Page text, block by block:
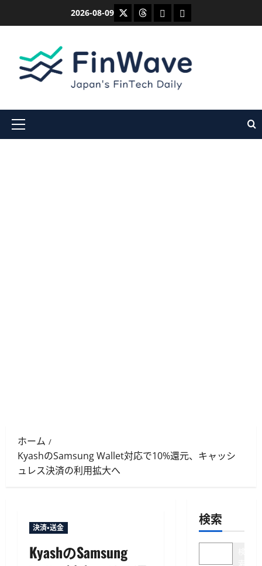
2026-08-09 X ThreadsBlueskyMastodon
メ
ホーム
KyashのSamsung Wallet対応で10%還元、キャッシ
ュレス決済の利用拡大へ
決済・送金
KyashのSamsung
検索